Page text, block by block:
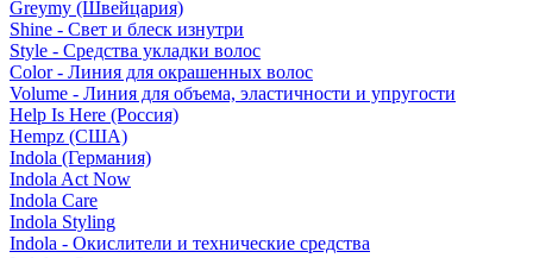
Greymy (Швейцария)
Shine - Свет и блеск изнутри
Style - Средства укладки волос
Color - Линия для окрашенных волос
Volume - Линия для объема, эластичности и упругости
Help Is Here (Россия)
Hempz (США)
Indola (Германия)
Indola Act Now
Indola Care
Indola Styling
Indola - Окислители и технические средства